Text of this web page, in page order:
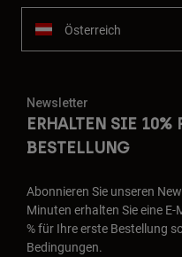
Österreich
Newsletter
ERHALTEN SIE 10%
BESTELLUNG
Abonnieren Sie unseren
Minuten erhalten Sie eine
% für Ihre erste Bestellung
Bedingungen.